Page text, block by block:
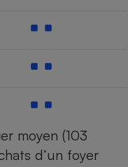
moyen (103
d’un foyer